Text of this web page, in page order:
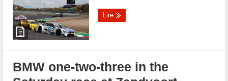
Lire
BMW one-two-three in the